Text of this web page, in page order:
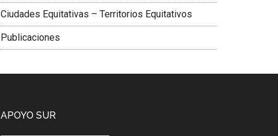
Ciudades Equitativas – Territorios Equitativos
Publicaciones
APOYO SUR